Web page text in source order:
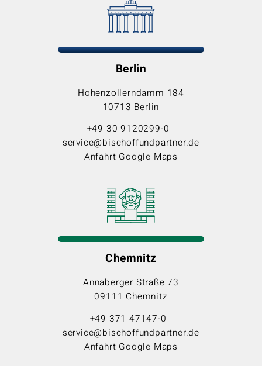
Berlin
Hohenzollerndamm 184
10713 Berlin
+49 30 9120299-0
service@bischoffundpartner.de
Anfahrt Google Maps
Chemnitz
Annaberger Straße 73
09111 Chemnitz
+49 371 47147-0
service@bischoffundpartner.de
Anfahrt Google Maps